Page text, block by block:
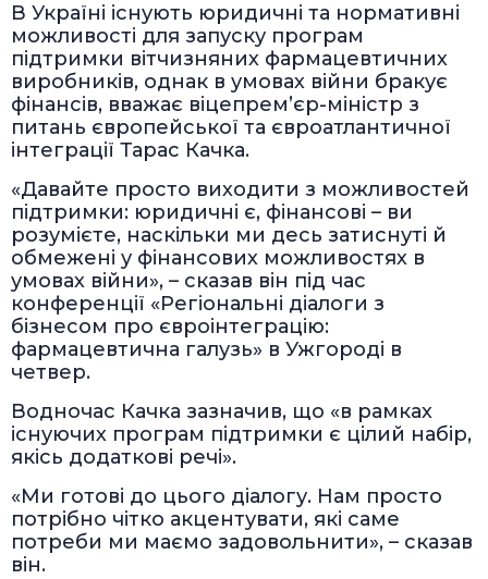
В Україні існують юридичні та нормативні
можливості для запуску програм
підтримки вітчизняних фармацевтичних
виробників, однак в умовах війни бракує
фінансів, вважає віцепрем’єр-міністр з
питань європейської та євроатлантичної
інтеграції Тарас Качка.
«Давайте просто виходити з можливостей
підтримки: юридичні є, фінансові – ви
розумієте, наскільки ми десь затиснуті й
обмежені у фінансових можливостях в
умовах війни», – сказав він під час
конференції «Регіональні діалоги з
бізнесом про євроінтеграцію:
фармацевтична галузь» в Ужгороді в
четвер.
Водночас Качка зазначив, що «в рамках
існуючих програм підтримки є цілий набір,
якісь додаткові речі».
«Ми готові до цього діалогу. Нам просто
потрібно чітко акцентувати, які саме
потреби ми маємо задовольнити», – сказав
він.